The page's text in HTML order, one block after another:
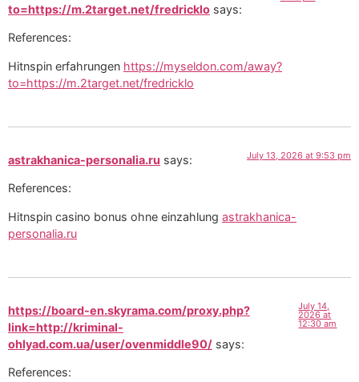
to=https://m.2target.net/fredricklo says:
References:
Hitnspin erfahrungen https://myseldon.com/away?
to=https://m.2target.net/fredricklo
astrakhanica-personalia.ru says: July 13, 2026 at 9:53 pm
References:
Hitnspin casino bonus ohne einzahlung astrakhanica-
personalia.ru
https://board-en.skyrama.com/proxy.php?
link=http://kriminal-
ohlyad.com.ua/user/ovenmiddle90/ says:
July 14,
2026 at
12:30 am
References: